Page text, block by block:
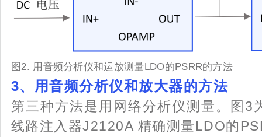
图2. 用音频分析仪和运放测量LDO的PSRR的方法
3、 用音频分析仪和放大器的方法
第三种方法是用网络分析仪测量。图
线路注入器J2120A 精确测量LDO的